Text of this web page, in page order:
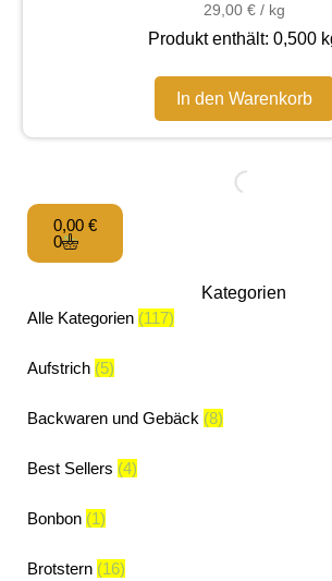
29,00 €/ kg
Produkt enthält: 0,500
In den Warenkorb
0,00 €
0
Kategorien
Alle Kategorien (117)
Aufstrich (5)
Backwaren und Gebäck (8)
Best Sellers (4)
Bonbon (1)
Brotstern (16)